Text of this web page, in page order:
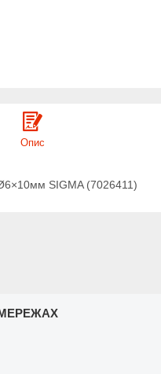
Опис
SIGMA (7026411)